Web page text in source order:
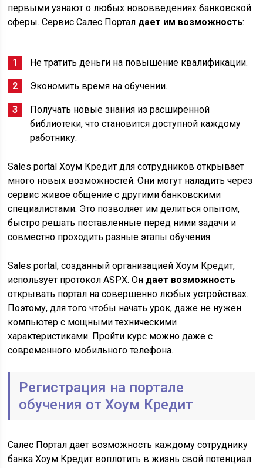
первыми узнают о любых нововведениях банковской
сферы. Сервис Салес Портал дает им возможность:
Не тратить деньги на повышение квалификации.
Экономить время на обучении.
Получать новые знания из расширенной
библиотеки, что становится доступной каждому
работнику.
Sales portal Хоум Кредит для сотрудников открывает
много новых возможностей. Они могут наладить через
сервис живое общение с другими банковскими
специалистами. Это позволяет им делиться опытом,
быстро решать поставленные перед ними задачи и
совместно проходить разные этапы обучения.
Sales portal, созданный организацией Хоум Кредит,
использует протокол ASPX. Он дает возможность
открывать портал на совершенно любых устройствах.
Поэтому, для того чтобы начать урок, даже не нужен
компьютер с мощными техническими
характеристиками. Пройти курс можно даже с
современного мобильного телефона.
Регистрация на портале
обучения от Хоум Кредит
Салес Портал дает возможность каждому сотруднику
банка Хоум Кредит воплотить в жизнь свой потенциал.